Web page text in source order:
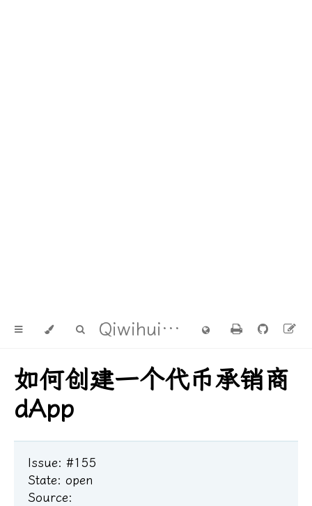
Qiwihui's blog
如何创建一个代币承销商
dApp
Issue: #155
State: open
Source: